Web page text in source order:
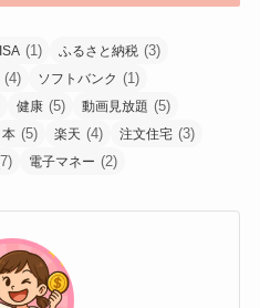
(1) ふるさと納税 (3)
(4) ソフトバンク (1)
健康 (5) 動画見放題 (5)
本 (5) 楽天 (4) 注文住宅 (3)
電子マネー (2)